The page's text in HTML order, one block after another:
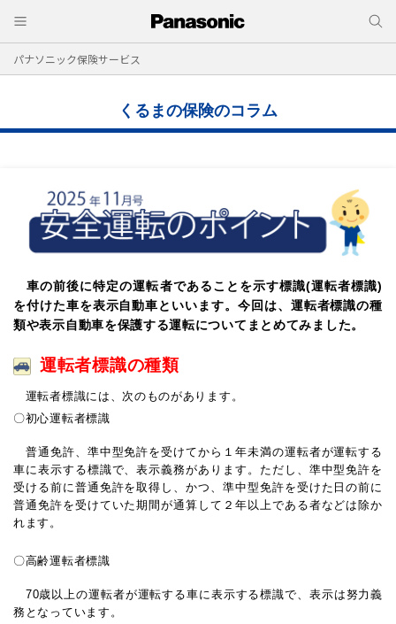
パナソニック保険サービス
くるまの保険のコラム
車の前後に特定の運転者であることを示す標識(運転者標識)
を付けた車を表示自動車といいます。今回は、運転者標識の種
類や表示自動車を保護する運転についてまとめてみました。
運転者標識の種類
運転者標識には、次のものがあります。
〇初心運転者標識
普通免許、準中型免許を受けてから１年未満の運転者が運転する
車に表示する標識で、表示義務があります。ただし、準中型免許を
受ける前に普通免許を取得し、かつ、準中型免許を受けた日の前に
普通免許を受けていた期間が通算して２年以上である者などは除か
れます。
〇高齢運転者標識
70歳以上の運転者が運転する車に表示する標識で、表示は努力義
務となっています。